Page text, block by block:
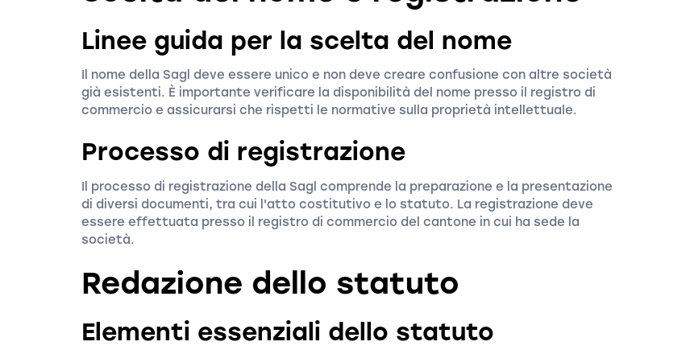
Linee guida per la scelta del nome
Il nome della Sagl deve essere unico e non deve creare confusione con altre società
già esistenti. È importante verificare la disponibilità del nome presso il registro di
commercio e assicurarsi che rispetti le normative sulla proprietà intellettuale.
Processo di registrazione
Il processo di registrazione della Sagl comprende la preparazione e la presentazione
di diversi documenti, tra cui l'atto costitutivo e lo statuto. La registrazione deve
essere effettuata presso il registro di commercio del cantone in cui ha sede la
società.
Redazione dello statuto
Elementi essenziali dello statuto